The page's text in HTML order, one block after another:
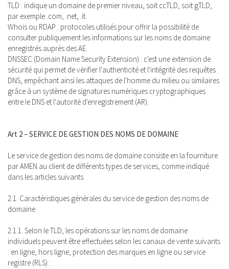
TLD : indique un domaine de premier niveau, soit ccTLD, soit gTLD,
par exemple .com, .net, .it.
Whois ou RDAP : protocoles utilisés pour offrir la possibilité de
consulter publiquement les informations sur les noms de domaine
enregistrés auprès des AE.
DNSSEC (Domain Name Security Extension) : c'est une extension de
sécurité qui permet de vérifier l'authenticité et l'intégrité des requêtes
DNS, empêchant ainsi les attaques de l'homme du milieu ou similaires
grâce à un système de signatures numériques cryptographiques
entre le DNS et l'autorité d'enregistrement (AR).
Art 2 – SERVICE DE GESTION DES NOMS DE DOMAINE
Le service de gestion des noms de domaine consiste en la fourniture
par AMEN au client de différents types de services, comme indiqué
dans les articles suivants.
2.1. Caractéristiques générales du service de gestion des noms de
domaine
2.1.1. Selon le TLD, les opérations sur les noms de domaine
individuels peuvent être effectuées selon les canaux de vente suivants
: en ligne, hors ligne, protection des marques en ligne ou service
registre (RLS) :